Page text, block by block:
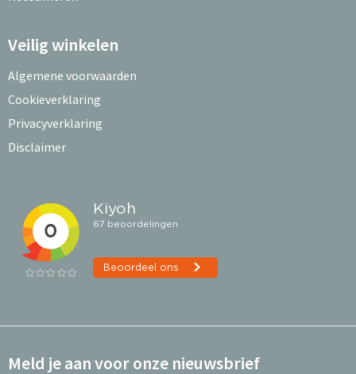
Veilig winkelen
Algemene voorwaarden
Cookieverklaring
Privacyverklaring
Disclaimer
Meld je aan voor onze nieuwsbrief